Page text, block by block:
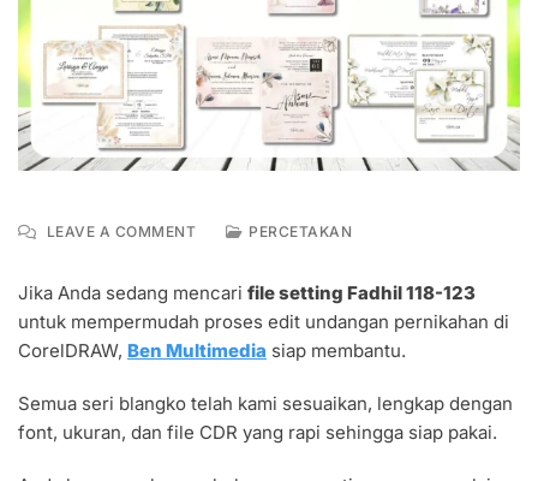
LEAVE A COMMENTON
FADHIL
118-
123
PAKAI
MUDAH
PERCETAKAN
Jika Anda sedang mencari file setting Fadhil 118-123
untuk mempermudah proses edit undangan pernikahan di
CorelDRAW, Ben Multimedia siap membantu.
Semua seri blangko telah kami sesuaikan, lengkap dengan
font, ukuran, dan file CDR yang rapi sehingga siap pakai.